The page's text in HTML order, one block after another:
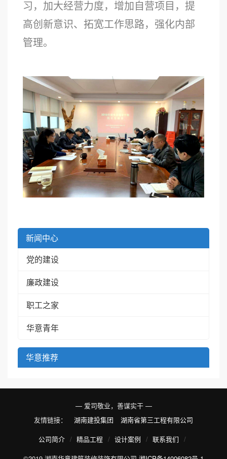
习，加大经营力度，增加自营项目，提
高创新意识、拓宽工作思路，强化内部
管理。
新闻中心
党的建设
廉政建设
职工之家
华意青年
华意推荐
— 爱司敬业，善谋实干 —
友情链接：
湖南建投集团
湖南省第三工程有限公司
公司简介
精品工程 设计案例
联系我们